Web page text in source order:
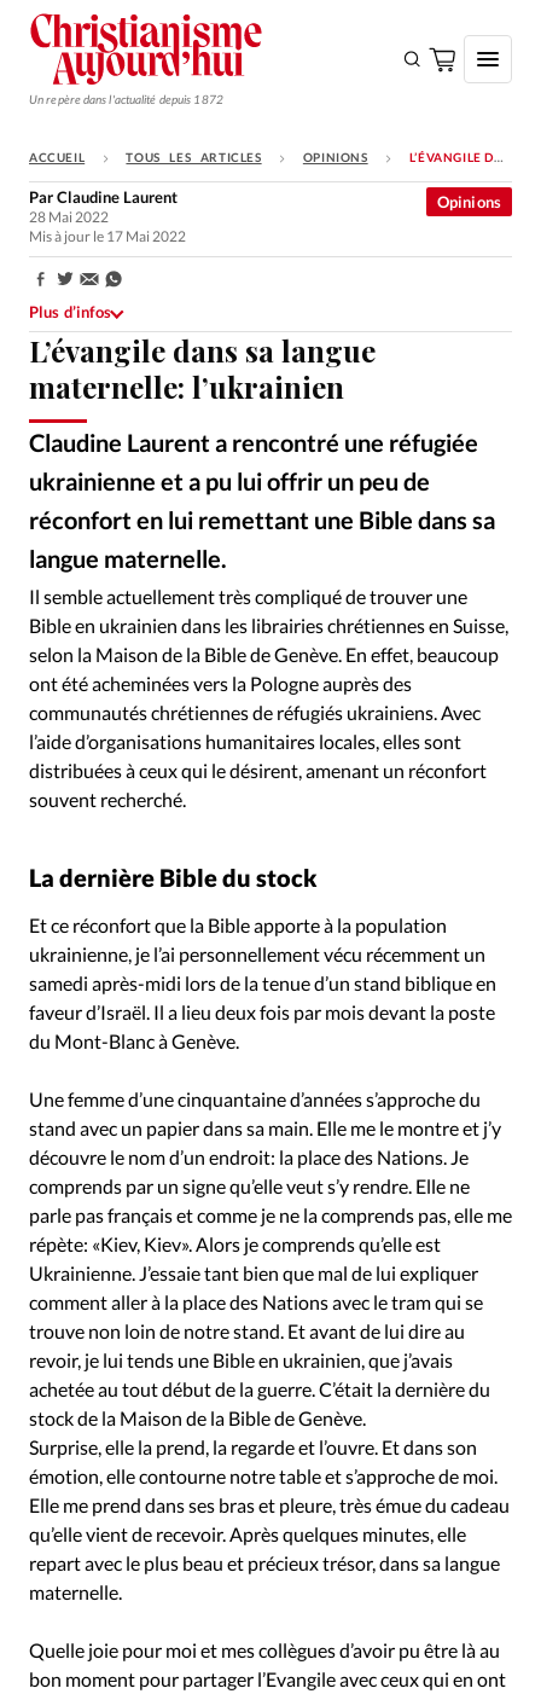
Un repère dans l'actualité depuis 1872
S'ABONNER
Monde
Opinions
Tous les articles
Faire un don
Emploi
Se connecter
Devise:CHF
RUBRIQUES
Tous les articles
Actualité chrétienne
Actualité internationale
Chronique
Culture
Dossier
Eglises Génération réveil
Monde
Opinions
Publireportage
Relations Aujourd'hui
Société
Tour du monde des Eglises
ACCUEIL TOUS LES ARTICLES OPINIONS L’ÉVANGILE DANS SA LANGUE MATERNELLE: L’UKRAINIEN
L’évangile dans sa langue
maternelle: l’ukrainien
Claudine Laurent a rencontré une réfugiée
ukrainienne et a pu lui offrir un peu de
réconfort en lui remettant une Bible dans sa
langue maternelle.
Opinions
ParClaudine Laurent
28 Mai 2022
Mis à jour le 17 Mai 2022
Partager:
Plus d’infos
Il semble actuellement très compliqué de trouver une
Bible en ukrainien dans les librairies chrétiennes en Suisse,
selon la Maison de la Bible de Genève. En effet, beaucoup
ont été acheminées vers la Pologne auprès des
communautés chrétiennes de réfugiés ukrainiens. Avec
l’aide d’organisations humanitaires locales, elles sont
distribuées à ceux qui le désirent, amenant un réconfort
souvent recherché.
La dernière Bible du stock
Et ce réconfort que la Bible apporte à la population
ukrainienne, je l’ai personnellement vécu récemment un
samedi après-midi lors de la tenue d’un stand biblique en
faveur d’Israël. Il a lieu deux fois par mois devant la poste
du Mont-Blanc à Genève.
Une femme d’une cinquantaine d’années s’approche du
stand avec un papier dans sa main. Elle me le montre et j’y
découvre le nom d’un endroit: la place des Nations. Je
comprends par un signe qu’elle veut s’y rendre. Elle ne
parle pas français et comme je ne la comprends pas, elle me
répète: «Kiev, Kiev». Alors je comprends qu’elle est
Ukrainienne. J’essaie tant bien que mal de lui expliquer
comment aller à la place des Nations avec le tram qui se
trouve non loin de notre stand. Et avant de lui dire au
revoir, je lui tends une Bible en ukrainien, que j’avais
achetée au tout début de la guerre. C’était la dernière du
stock de la Maison de la Bible de Genève.
Surprise, elle la prend, la regarde et l’ouvre. Et dans son
émotion, elle contourne notre table et s’approche de moi.
Elle me prend dans ses bras et pleure, très émue du cadeau
qu’elle vient de recevoir. Après quelques minutes, elle
repart avec le plus beau et précieux trésor, dans sa langue
maternelle.
Quelle joie pour moi et mes collègues d’avoir pu être là au
bon moment pour partager l’Evangile avec ceux qui en ont